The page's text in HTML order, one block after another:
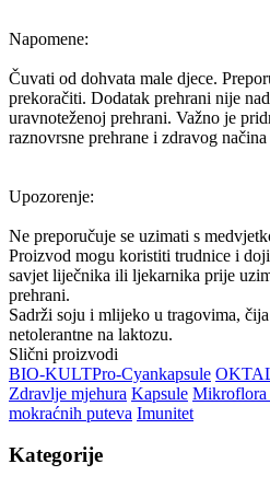
Napomene:
Čuvati od dohvata male djece.
prekoračiti. Dodatak prehrani nije
uravnoteženoj prehrani. Važno je
raznovrsne prehrane i zdravog
Upozorenje:
Ne preporučuje se uzimati s
Proizvod mogu koristiti trudnice i
savjet liječnika ili ljekarnika prije
prehrani.
Sadrži soju i mlijeko u tragovima,
netolerantne na laktozu.
Slični proizvodi
BIO-KULTPro-Cyankapsule
Zdravlje mjehura Kapsule Mikroflora
mokraćnih puteva Imunitet
Kategorije